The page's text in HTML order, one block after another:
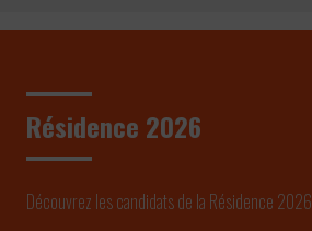
Résidence 2026
Découvrez les candidats de la Résidence 2026